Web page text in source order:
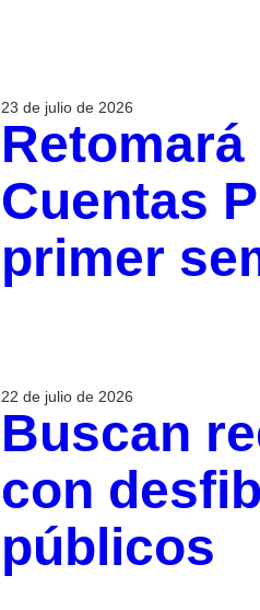
23 de julio de 2026
Cuentas
primer
22 de julio de 2026
Buscan
con
públicos